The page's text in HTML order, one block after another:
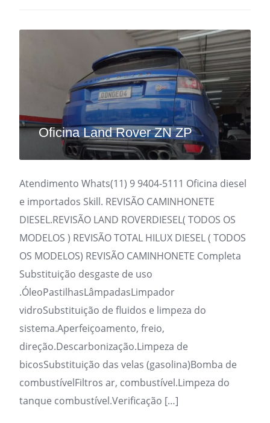
Oficina Land Rover ZN ZP
Atendimento Whats(11) 9 9404-5111 Oficina diesel
e importados Skill. REVISÃO CAMINHONETE
DIESEL.REVISÃO LAND ROVERDIESEL( TODOS OS
MODELOS ) REVISÃO TOTAL HILUX DIESEL ( TODOS
OS MODELOS) REVISÃO CAMINHONETE Completa
Substituição desgaste de uso
.ÓleoPastilhasLâmpadasLimpador
vidroSubstituição de fluidos e limpeza do
sistema.Aperfeiçoamento, freio,
direção.Descarbonização.Limpeza de
bicosSubstituição das velas (gasolina)Bomba de
combustívelFiltros ar, combustível.Limpeza do
tanque combustível.Verificação […]